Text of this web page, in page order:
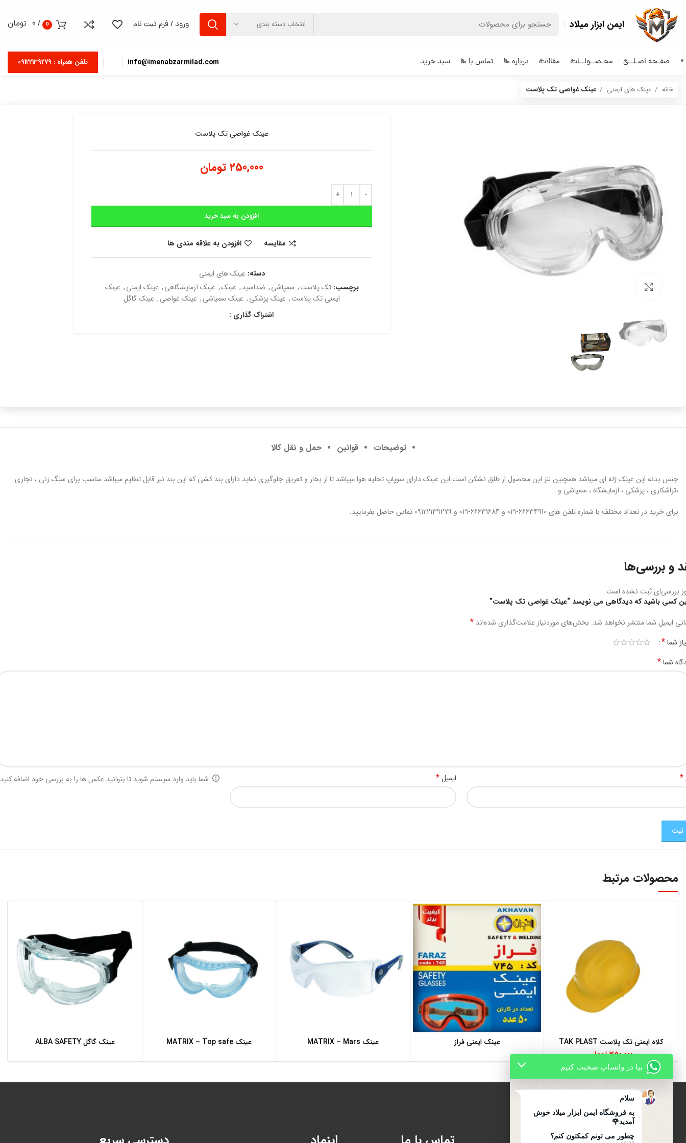
ایمن ابزار میلاد انتخاب دسته بندی ورود / فرم ثبت نام 0
/
0 تومان
صفـحه اصـلــی محـصــولــات مقالات درباره ما تماس با ما سبد خرید info@imenabzarmilad.com تلفن همراه : 09122139279
خانه عینک های ایمنی عینک غواصی تک پلاست
عینک غواصی تک پلاست
250,000 تومان
افزودن به سبد خرید
مقایسه افزودن به علاقه مندی ها
دسته: عینک های ایمنی
برچسب: تک پلاست, سمپاشی, ضداسید, عینک, عینک آزمایشگاهی, عینک ایمنی, عینک
ایمنی تک پلاست, عینک پزشکی, عینک سمپاشی, عینک غواصی, عینک گاگل
اشتراک گذاری :
توضیحات قوانین حمل و نقل کالا
جنس بدنه این عینک ژله ای میباشد همچنین لنز این محصول از طلق نشکن است این عینک دارای سوپاپ تخلیه هوا میباشد تا از بخار و تعریق جلوگیری نماید دارای بند کشی که این بند نیز قابل تنظیم میباشد مناسب برای سنگ زنی ، نجاری
،تراشکاری ، پزشکی ، ازمایشگاه ، سمپاشی و…
برای خرید در تعداد مختلف با شماره تلفن های 66634910-021 و 66631684-021 و 09122139279 تماس حاصل بفرمایید.
و بررسی‌ها
بررسی‌ای ثبت نشده است.
کسی باشید که دیدگاهی می نویسد “عینک غواصی تک پلاست”
ایمیل شما منتشر نخواهد شد. بخش‌های موردنیاز علامت‌گذاری شده‌اند *
شما*
شما*
* ایمیل* شما باید وارد سیستم شوید تا بتوانید عکس ها را به بررسی خود اضافه
محصولات مرتبط
انتخاب گزینه‌ها
کلاه ایمنی تک پلاست TAK PLAST
350,000تومان
اطلاعات بیشتر
عینک ایمنی فراز اطلاعات بیشتر عینک MATRIX – Mars اطلاعات بیشتر عینک MATRIX – Top safe اطلاعات بیشترعینک گاگل ALBA SAFETY
بیا در واتساپ صحبت کنیم
سلام
به فروشگاه ایمن ابزار میلاد خوش
آمدید🌹
چطور می تونم کمکتون کنم؟